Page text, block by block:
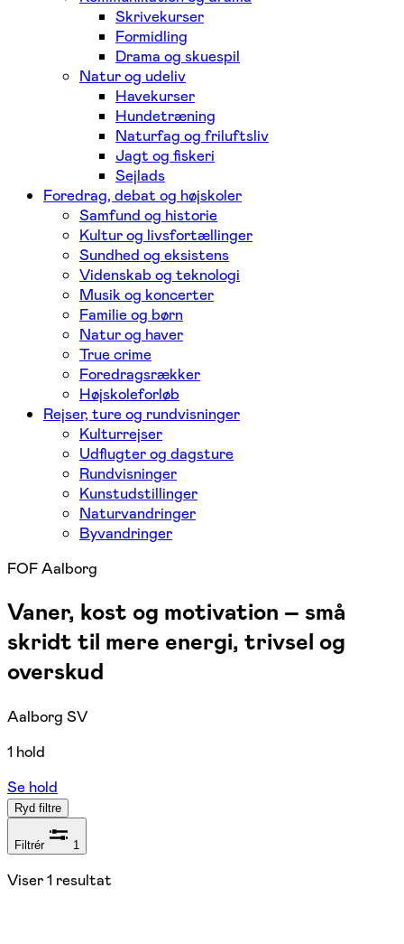
Skrivekurser
Formidling
Drama og skuespil
Natur og udeliv
Havekurser
Hundetræning
Naturfag og friluftsliv
Jagt og fiskeri
Sejlads
Foredrag, debat og højskoler
Samfund og historie
Kultur og livsfortællinger
Sundhed og eksistens
Videnskab og teknologi
Musik og koncerter
Familie og børn
Natur og haver
True crime
Foredragsrækker
Højskoleforløb
Rejser, ture og rundvisninger
Kulturrejser
Udflugter og dagsture
Rundvisninger
Kunstudstillinger
Naturvandringer
Byvandringer
FOF Aalborg
Vaner, kost og motivation – små
skridt til mere energi, trivsel og
overskud
Aalborg SV
1 hold
Se hold
Ryd filtre
Filtrér 1
Viser1 resultat